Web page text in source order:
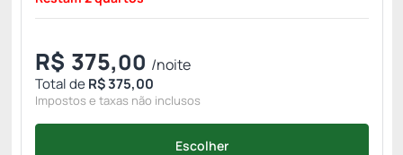
R$ 375,00 /noite
Total deR$ 375,00
Impostos e taxas não inclusos
Escolher